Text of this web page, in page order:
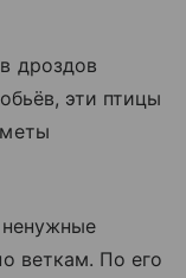
дроздов
эти птицы
ненужные
веткам. По его